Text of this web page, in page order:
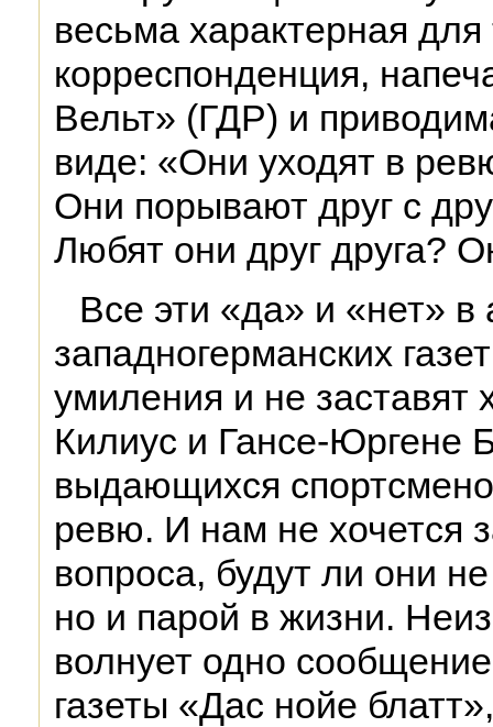
весьма характерная для
корреспонденция,
Вельт» (ГДР) и
виде: «Они уходят в
Они порывают друг с
Любят они друг друга?
Все эти «да» и «нет» в
западногерманских
умиления и не
Килиус и Гансе-Юргене
выдающихся
ревю. И нам не хочется
вопроса, будут ли они
но и парой в жизни.
волнует одно
газеты «Дас нойе